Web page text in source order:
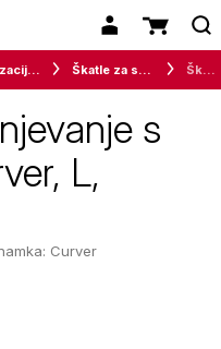
Organizacija in shranjevanje Škatle za shranjevanje
s
L,
Curver